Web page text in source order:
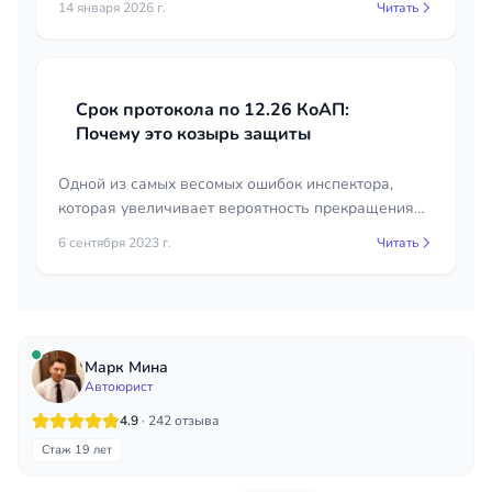
Марк Мина
Автоюрист
4.9· 242 отзыва
Стаж 19 лет
14 января 2026 г. Читать
Срок протокола по 12.26 КоАП:
Почему это козырь защиты
Одной из самых весомых ошибок инспектора,
которая увеличивает вероятность прекращения
протокола.
6 сентября 2023 г. Читать